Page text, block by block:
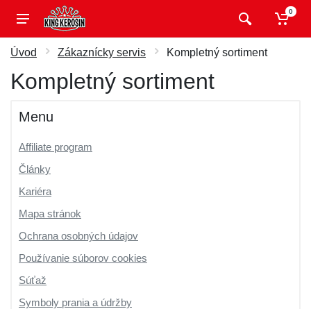
0
Úvod Zákaznícky servis Kompletný sortiment
Kompletný sortiment
Menu
Affiliate program
Články
Kariéra
Mapa stránok
Ochrana osobných údajov
Používanie súborov cookies
Súťaž
Symboly prania a údržby